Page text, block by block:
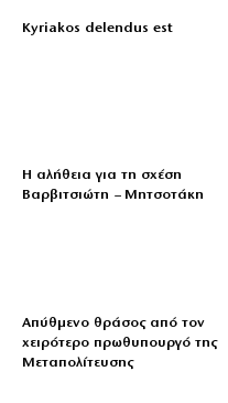
Kyriakos delendus est
Η αλήθεια για τη σχέση
Βαρβιτσιώτη – Μητσοτάκη
Απύθμενο θράσος από τον
χειρότερο πρωθυπουργό της
Μεταπολίτευσης